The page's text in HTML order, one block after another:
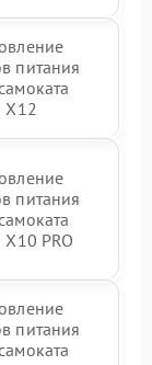
питания
X12
питания
X10 PRO
питания